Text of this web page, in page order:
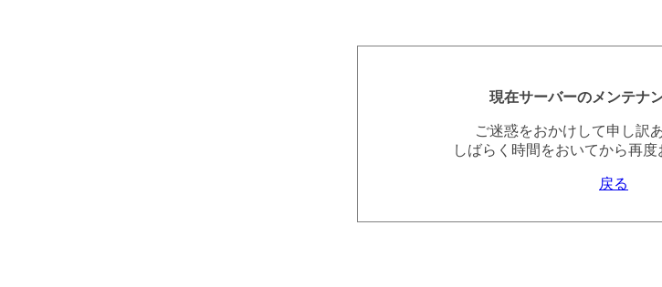
現在サーバーのメンテナ
ご迷惑をおかけして申し訳
しばらく時間をおいてから再度
戻る